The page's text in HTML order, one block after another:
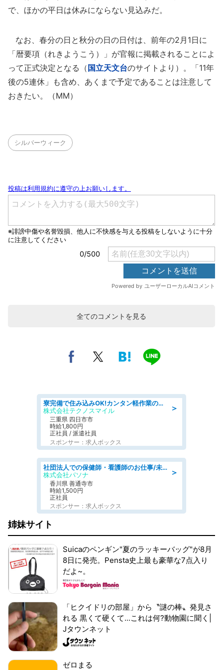
で、ほかの平日は休みにならない見込みだ。
なお、春分の日と秋分の日の日付は、前年の2月1日に
「暦要項（れきようこう）」が官報に掲載されることによ
って正式決定となる（ 国立天文台のサイトより）。「11年
後の5連休」も含め、あくまで予定であることは注意して
おきたい。（MM）
シルバーウィーク
全てのコメントを見る
＞
寮完備で住み込みOK!カンタン軽作業のお仕事 denso aichi
株式会社テクノスマイル
三重県 四日市市
時給1,800円
正社員 / 派遣社員
スポンサー：求人ボックス
＞
社団法人での保健師・看護師のお仕事/未経験OK/要資格:普通免許、保健師、正看護師
株式会社パソナ
香川県 善通寺市
時給1,500円
正社員
スポンサー：求人ボックス
姉妹サイト
Suicaのペンギン"夏のラッキーバッグ"が8月
8日に発売。Pensta史上最も豪華な7点入り
だよ~。
「ヒクイドリの部屋」から〝謎の棒〟発見さ
れる 黒くて硬くて...これは何?動物園に聞く|
Jタウンネット
ゼロまる